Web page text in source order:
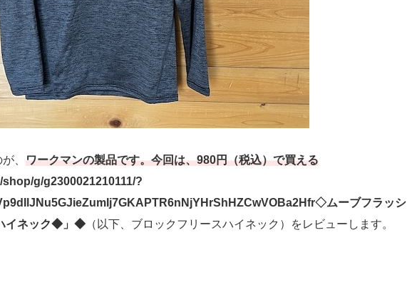
、 ワークマンの製品です。今回は、980円（税込）で買える
g/g2300021210111/?
ムーブフラッシ
イネック◆」◆ （以下、ブロックフリースハイネック）をレビューします。